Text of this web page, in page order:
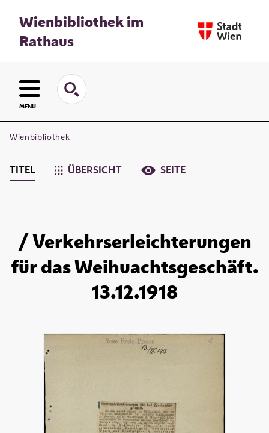
Wienbibliothek im
Rathaus
MENU
Wienbibliothek
TITEL ÜBERSICHT SEITE
/ Verkehrserleichterungen
für das Weihuachtsgeschäft.
13.12.1918